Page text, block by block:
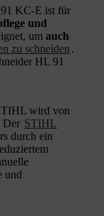
KC-E ist für
und
um auch
zu schneiden .
HL 91
wird von
Der STIHL
durch ein
und